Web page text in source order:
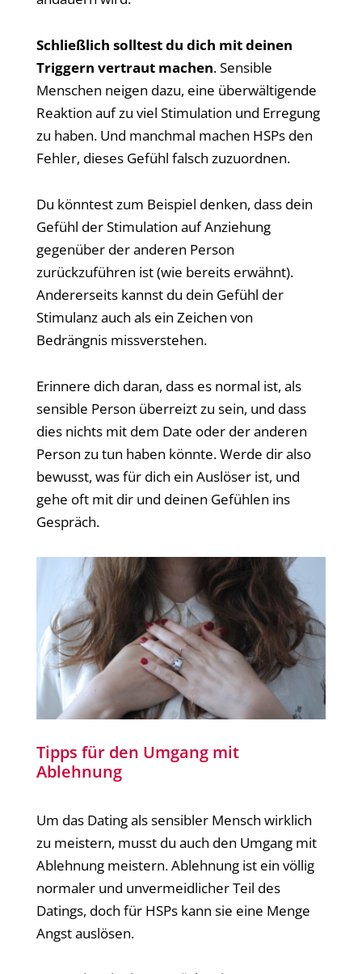
Schließlich solltest du dich mit deinen
Triggern vertraut machen. Sensible
Menschen neigen dazu, eine überwältigende
Reaktion auf zu viel Stimulation und Erregung
zu haben. Und manchmal machen HSPs den
Fehler, dieses Gefühl falsch zuzuordnen.
Du könntest zum Beispiel denken, dass dein
Gefühl der Stimulation auf Anziehung
gegenüber der anderen Person
zurückzuführen ist (wie bereits erwähnt).
Andererseits kannst du dein Gefühl der
Stimulanz auch als ein Zeichen von
Bedrängnis missverstehen.
Erinnere dich daran, dass es normal ist, als
sensible Person überreizt zu sein, und dass
dies nichts mit dem Date oder der anderen
Person zu tun haben könnte. Werde dir also
bewusst, was für dich ein Auslöser ist, und
gehe oft mit dir und deinen Gefühlen ins
Gespräch.
Tipps für den Umgang mit
Ablehnung
Um das Dating als sensibler Mensch wirklich
zu meistern, musst du auch den Umgang mit
Ablehnung meistern. Ablehnung ist ein völlig
normaler und unvermeidlicher Teil des
Datings, doch für HSPs kann sie eine Menge
Angst auslösen.